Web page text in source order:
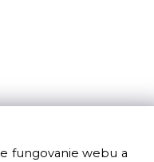
fungovanie webu a